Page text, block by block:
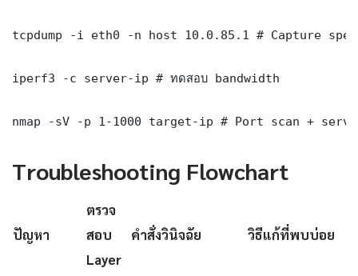
tcpdump -i eth0 -n host 10.0.85.1 # Capture
iperf3 -c server-ip # ทดสอบ bandwidth
nmap -sV -p 1-1000 target-ip # Port scan +
Troubleshooting Flowchart
ปัญหา
ตรวจ
สอบ
Layer
คำสั่งวินิจฉัย วิธีแก้ที่พบบ่อย